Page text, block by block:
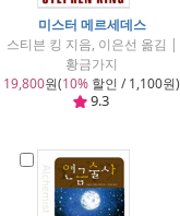
미스터 메르세데스
스티븐 킹 지음, 이은선 옮김 |
황금가지
19,800원(10% 할인 / 1,100원)
9.3